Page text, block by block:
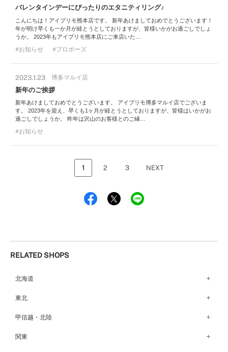
バレンタインデーにぴったりのエタニティリング♪
こんにちは！アイプリモ熊本店です。 新年あけましておめでとうございます！
年が明け早くも一か月が経とうとしておりますが、皆様いかがお過ごしでしょ
うか。 2023年もアイプリモ熊本店にご来店いた…
お知らせ プロポーズ
2023.1.23 博多マルイ店
新年のご挨拶
新年あけましておめでとうございます。 アイプリモ博多マルイ店でございま
す。 2023年を迎え、早くも1ヶ月が経とうとしておりますが、皆様はいかがお
過ごしでしょうか。 昨年は沢山のお客様とのご縁…
お知らせ
1 2 3 NEXT
RELATED SHOPS
北海道
札幌店（134）
東北
弘前パークホテル店（180）
甲信越・北陸
甲府店（63）
関東